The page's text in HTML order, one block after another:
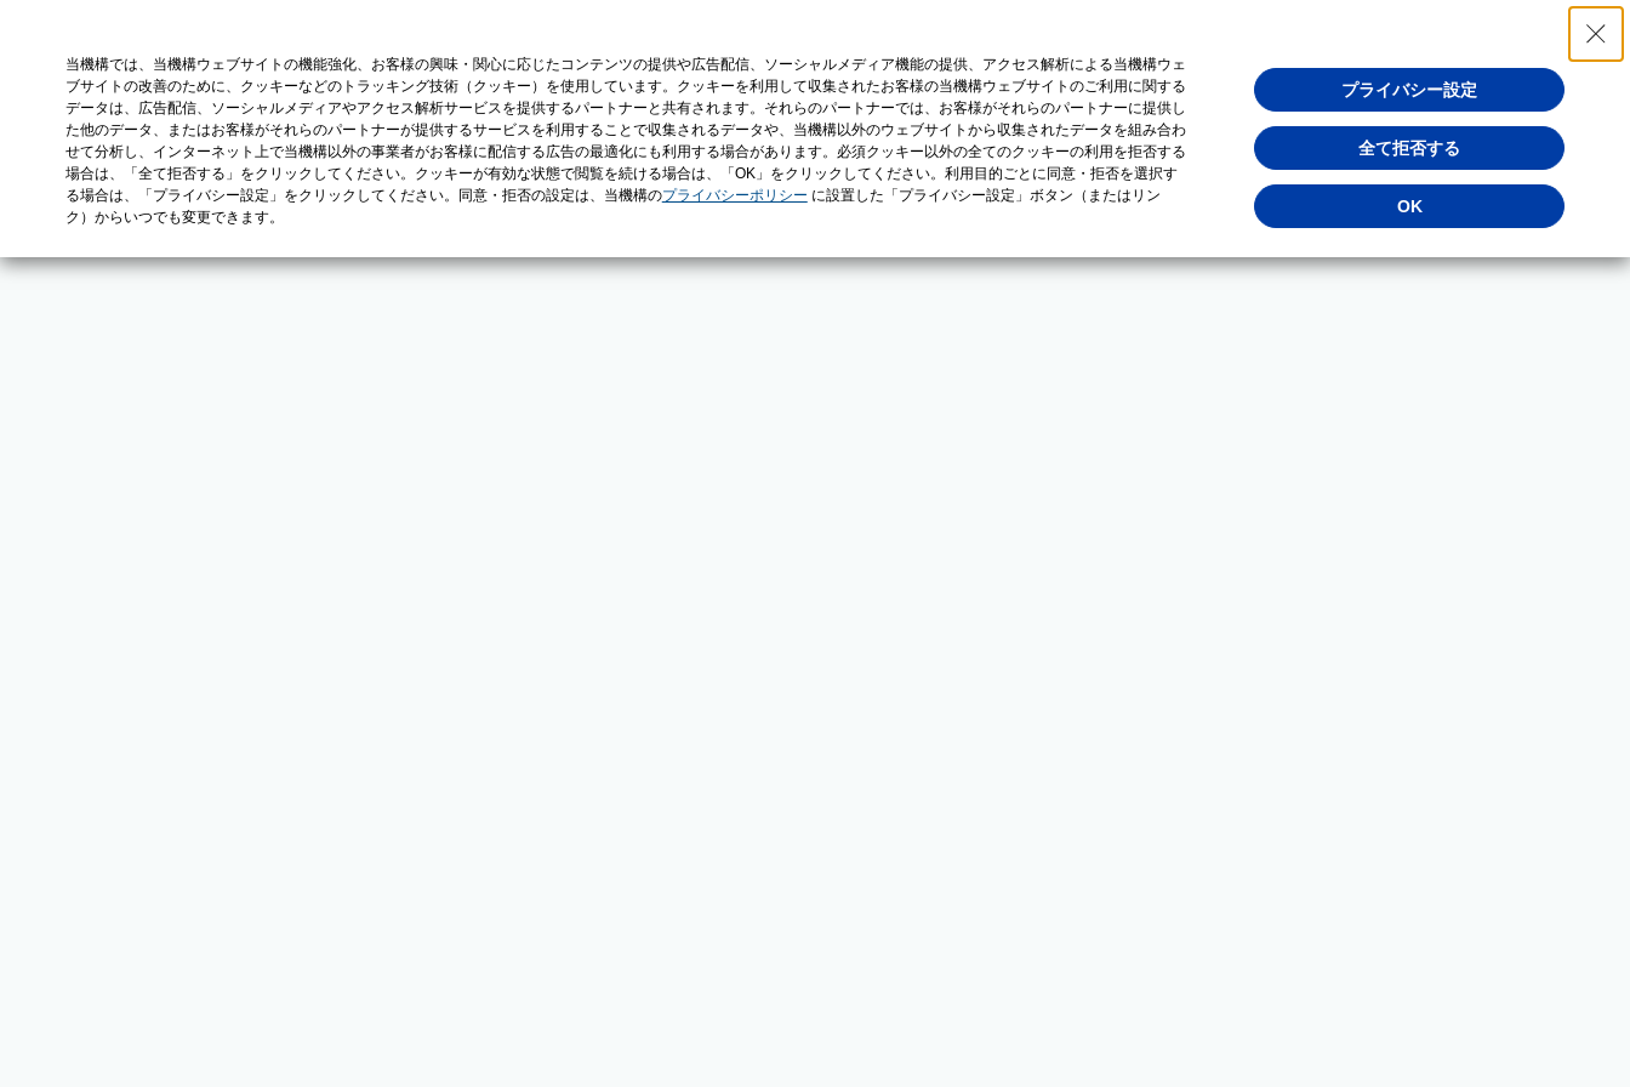
当機構では、当機構ウェブサイトの機能強化、お客様の興味・関心に応じたコンテンツの提供や広告配信、ソーシャルメディア機能の提供、アクセス解析による当機構ウェ
ブサイトの改善のために、クッキーなどのトラッキング技術（クッキー）を使用しています。クッキーを利用して収集されたお客様の当機構ウェブサイトのご利用に関する
データは、広告配信、ソーシャルメディアやアクセス解析サービスを提供するパートナーと共有されます。それらのパートナーでは、お客様がそれらのパートナーに提供し
た他のデータ、またはお客様がそれらのパートナーが提供するサービスを利用することで収集されるデータや、当機構以外のウェブサイトから収集されたデータを組み合わ
せて分析し、インターネット上で当機構以外の事業者がお客様に配信する広告の最適化にも利用する場合があります。必須クッキー以外の全てのクッキーの利用を拒否する
場合は、「全て拒否する」をクリックしてください。クッキーが有効な状態で閲覧を続ける場合は、「OK」をクリックしてください。利用目的ごとに同意・拒否を選択す
る場合は、「プライバシー設定」をクリックしてください。同意・拒否の設定は、当機構のプライバシーポリシー に設置した「プライバシー設定」ボタン（またはリン
ク）からいつでも変更できます。
プライバシー設定
全て拒否する
OK